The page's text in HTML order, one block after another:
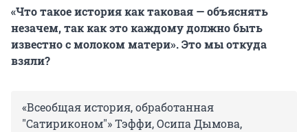
«Что такое история как таковая — объяснять
незачем, так как это каждому должно быть
известно с молоком матери». Это мы откуда
взяли?
«Всеобщая история, обработанная
"Сатириконом"» Тэффи, Осипа Дымова,